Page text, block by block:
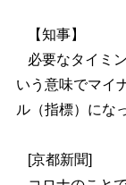
【知事】
必要なタイミ
いう意味でマイ
ル（指標）にな
[京都新聞]